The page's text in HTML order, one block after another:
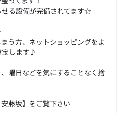
る設備が完備されてます☆
う方、ネットショッピングをよ
宝します♪
曜日などを気にすることなく捨
藤坂】をご覧下さい